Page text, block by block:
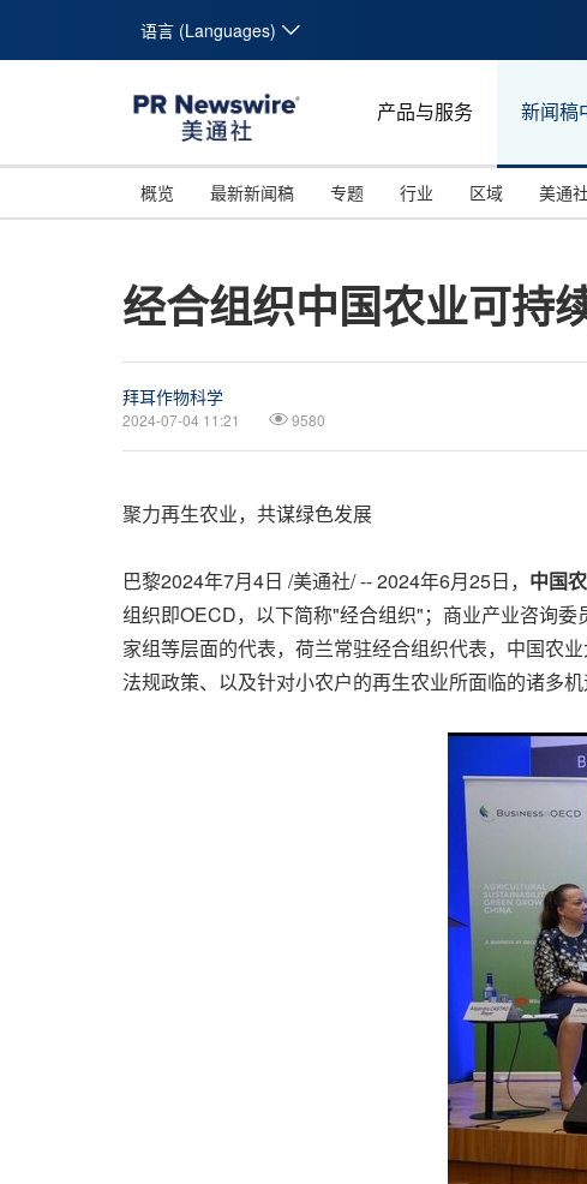
语言 (Languages)
产品与服务 新闻稿
概览 最新新闻稿 专题 行业 区域 美通
经合组织中国农业可持
拜耳作物科学
2024-07-04 11:21 9580
聚力再生农业，共谋绿色发展
巴黎2024年7月4日 /美通社/ -- 2024年6月25日， 中国
组织即OECD，以下简称"经合组织"；商业产业咨询
家组等层面的代表，荷兰常驻经合组织代表，中国农
法规政策、以及针对小农户的再生农业所面临的诸多